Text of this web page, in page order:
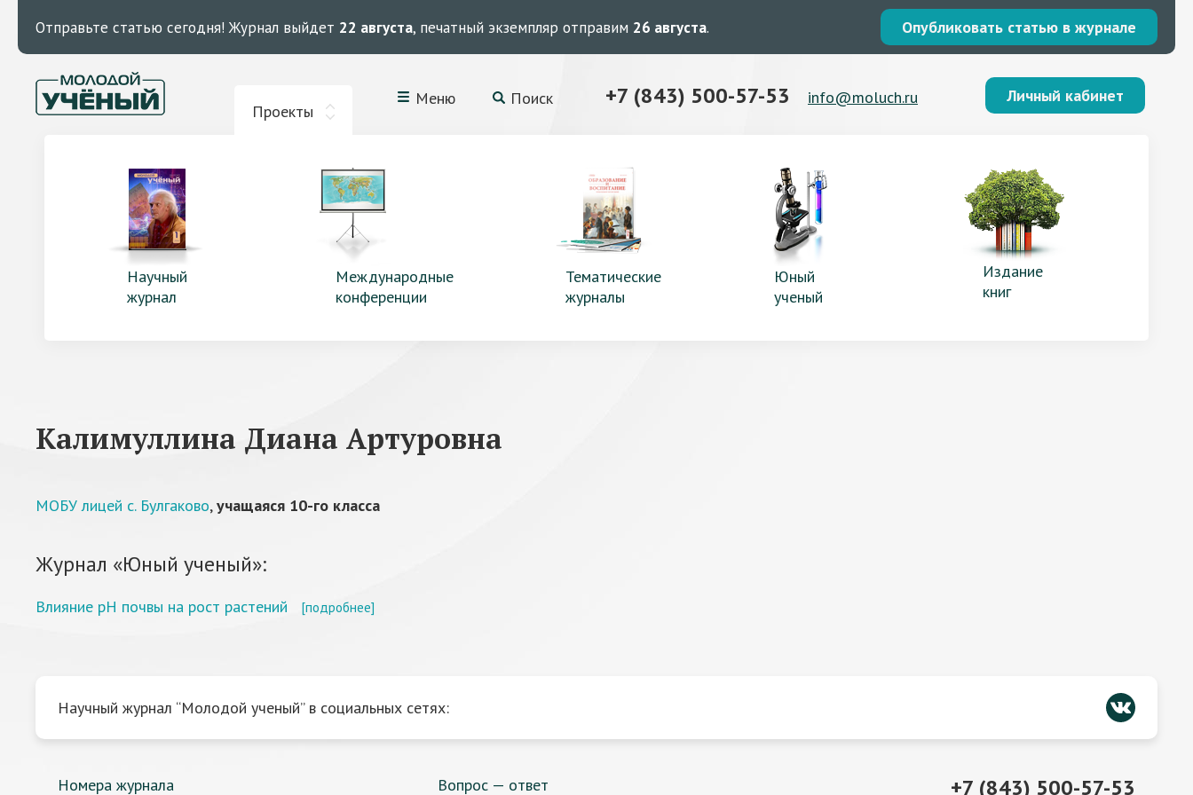
Отправьте статью сегодня! Журнал выйдет 22 августа, печатный экземпляр отправим 26 августа. Опубликовать статью в журнале
Проекты
Меню Поиск +7 (843) 500-57-53 info@moluch.ru Личный кабинет
Научный
журнал
Международные
конференции
Тематические
журналы
Юный
ученый
Издание
книг
Калимуллина Диана Артуровна
МОБУ лицей с. Булгаково,учащаяся 10-го класса
Журнал «Юный ученый»:
Влияние pH почвы на рост растений [подробнее]
Научный журнал “Молодой ученый” в социальных сетях:
Номера журнала Вопрос — ответ +7 (843) 500-57-53